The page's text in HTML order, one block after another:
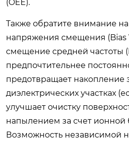
(OEE).
Также обратите внимание
напряжения смещения (Bias
смещение средней частоты
предпочтительнее
предотвращает накопление
диэлектрических участках
улучшает очистку
напылением за счет
Возможность независимой